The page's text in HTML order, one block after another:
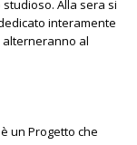
Alla sera si
interamente
alterneranno al
è un Progetto che